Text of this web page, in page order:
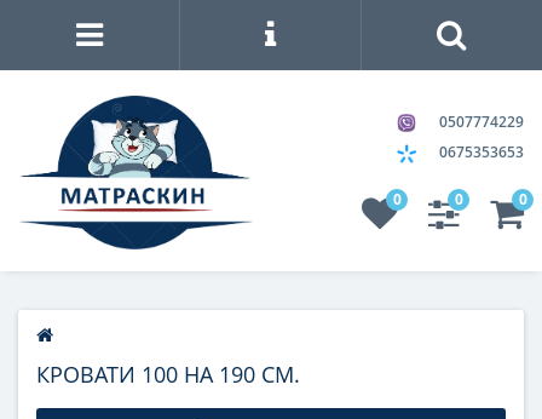
0507774229
0675353653
0 0 0
КРОВАТИ 100 НА 190 СМ.